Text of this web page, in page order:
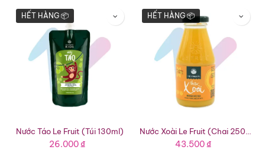
HẾT HÀNG 📦
Nước Táo Le Fruit (Túi 130ml)
26.000₫
HẾT HÀNG 📦
43.500₫